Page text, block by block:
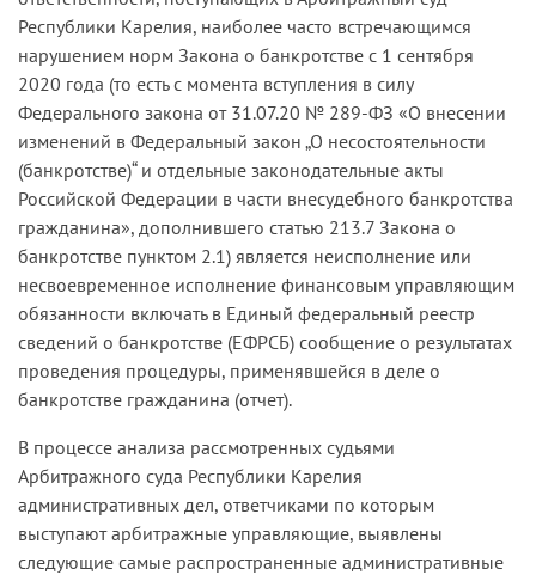
Республики Карелия, наиболее часто встречающимся
нарушением норм Закона о банкротстве с 1 сентября
2020 года (то есть с момента вступления в силу
Федерального закона от 31.07.20 № 289-ФЗ «О внесении
изменений в Федеральный закон „О несостоятельности
(банкротстве)“ и отдельные законодательные акты
Российской Федерации в части внесудебного банкротства
гражданина», дополнившего статью 213.7 Закона о
банкротстве пунктом 2.1) является неисполнение или
несвоевременное исполнение финансовым управляющим
обязанности включать в Единый федеральный реестр
сведений о банкротстве (ЕФРСБ) сообщение о результатах
проведения процедуры, применявшейся в деле о
банкротстве гражданина (отчет).
В процессе анализа рассмотренных судьями
Арбитражного суда Республики Карелия
административных дел, ответчиками по которым
выступают арбитражные управляющие, выявлены
следующие самые распространенные административные